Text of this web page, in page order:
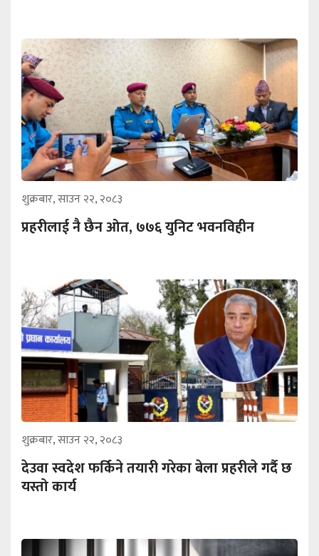
शुक्रबार, साउन २२, २०८३
प्रहरीलाई नै छैन ओत, ७७६ युनिट भवनविहीन
शुक्रबार, साउन २२, २०८३
देउवा स्वदेश फर्किने तयारी गरेका बेला प्रहरीले गर्दै छ
यस्तो कार्य